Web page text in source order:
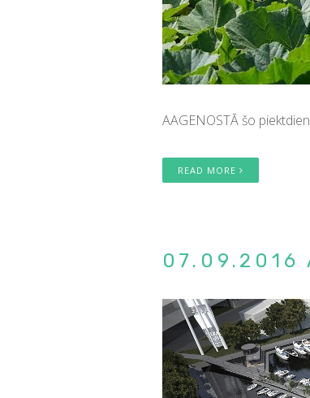
AAGENOSTĀ šo
READ MORE
07.09.2016